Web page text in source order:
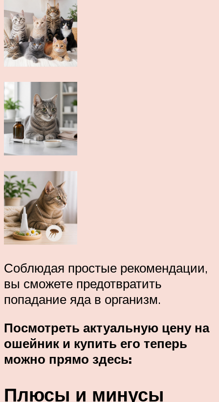
Соблюдая простые рекомендации,
вы сможете предотвратить
попадание яда в организм.
Посмотреть актуальную цену на
ошейник и купить его теперь
можно прямо здесь:
Плюсы и минусы